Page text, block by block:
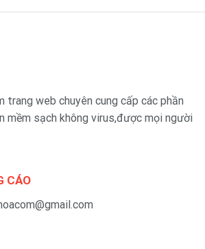
trang web chuyên cung cấp các phần
mềm sạch không virus,được mọi người
CÁO